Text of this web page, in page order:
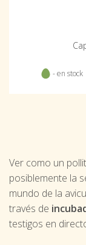
- en stock
Ver como un
posiblemente la
mundo de la
través de
testigos en